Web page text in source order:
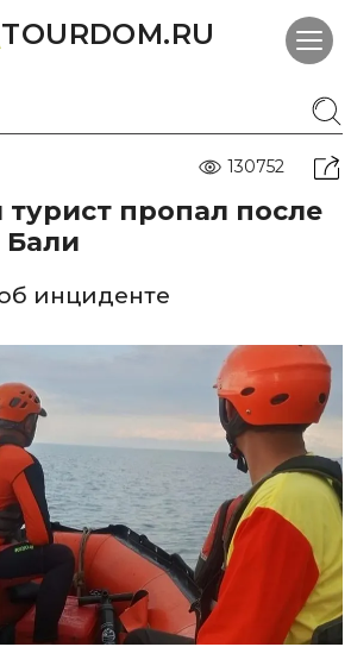
TOURDOM.RU
130752
турист пропал после
Бали
инциденте